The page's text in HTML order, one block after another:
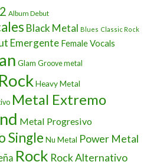
Album Debut
Black Metal Blues Classic Rock
Emergente Female Vocals
Glam Groove metal
Heavy Metal
Metal Extremo
Metal Progresivo
Single Nu Metal Power Metal
Rock Rock Alternativo